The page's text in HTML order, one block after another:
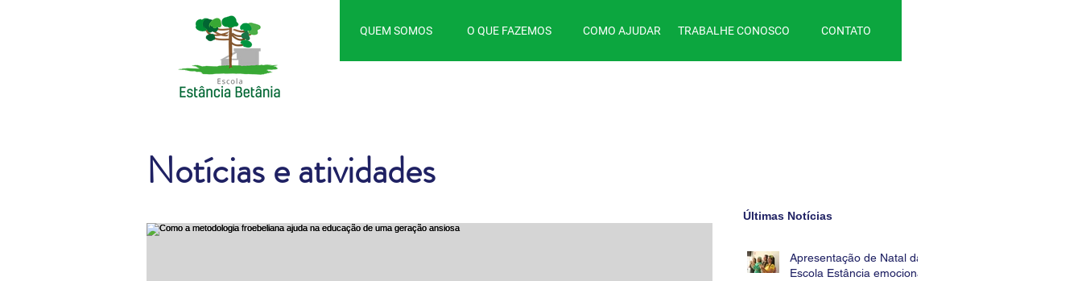
QUEM SOMOS O QUE FAZEMOS COMO AJUDAR TRABALHE CONOSCO CONTATO
Notícias e atividades
Últimas Notícias
Apresentação de Natal da
Escola Estância emociona